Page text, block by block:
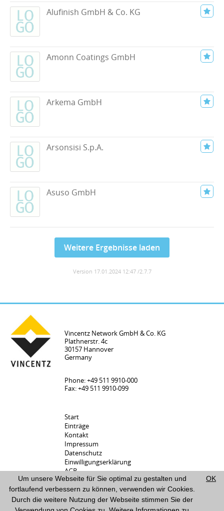
Alufinish GmbH & Co. KG
Amonn Coatings GmbH
Arkema GmbH
Arsonsisi S.p.A.
Asuso GmbH
Weitere Ergebnisse laden
Version 17.01.2024 12:47 /2.7.7
Vincentz Network GmbH & Co. KG
Plathnerstr. 4c
30157 Hannover
Germany
Phone: +49 511 9910-000
Fax: +49 511 9910-099
Start
Einträge
Kontakt
Impressum
Datenschutz
Einwilligungserklärung
AGB
Lieferanten FAQs
Nutzer FAQs
OK
Um unsere Webseite für Sie optimal zu gestalten und
fortlaufend verbessern zu können, verwenden wir Cookies.
Durch die weitere Nutzung der Webseite stimmen Sie der